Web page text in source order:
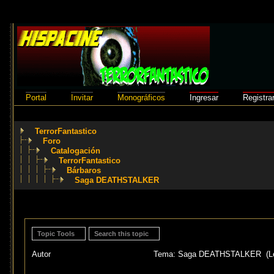
Portal Invitar Monográficos Ingresar
TerrorFantastico
Foro
Catalogación
TerrorFantastico
Bárbaros
Saga DEATHSTALKER
Topic Tools Search this topic
Autor Tema: Saga DEATHSTALKER